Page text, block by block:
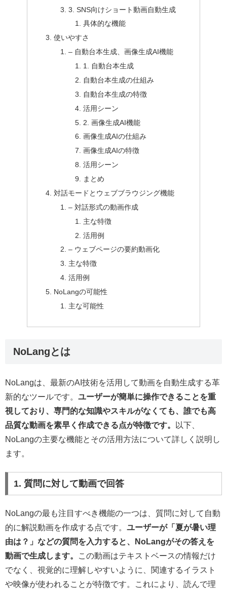
3. SNS向けショート動画自動生成
具体的な機能
使いやすさ
– 自動台本生成、画像生成AI機能
1. 自動台本生成
自動台本生成の仕組み
自動台本生成の特徴
活用シーン
2. 画像生成AI機能
画像生成AIの仕組み
画像生成AIの特徴
活用シーン
まとめ
対話モードとウェブブラウジング機能
– 対話形式の動画作成
主な特徴
活用例
– ウェブページの要約動画化
主な特徴
活用例
NoLangの可能性
主な可能性
NoLangとは
NoLangは、最新のAI技術を活用して動画を自動生成する革
新的なツールです。 ユーザーが簡単に操作できることを重
視しており、専門的な知識やスキルがなくても、誰でも高
品質な動画を素早く作成できる点が特徴です。
以下、
NoLangの主要な機能とその活用方法について詳しく説明し
ます。
1. 質問に対して動画で回答
NoLangの最も注目すべき機能の一つは、質問に対して自動
的に解説動画を作成する点です。 ユーザーが「夏が暑い理
由は？」などの質問を入力すると、NoLangがその答えを
動画で生成します。
この動画はテキストベースの情報だけ
でなく、視覚的に理解しやすいように、関連するイラスト
や映像が使われることが特徴です。これにより、読んで理